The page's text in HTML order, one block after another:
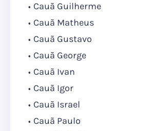
Cauã Guilherme
Cauã Matheus
Cauã Gustavo
Cauã George
Cauã Ivan
Cauã Igor
Cauã Israel
Cauã Paulo